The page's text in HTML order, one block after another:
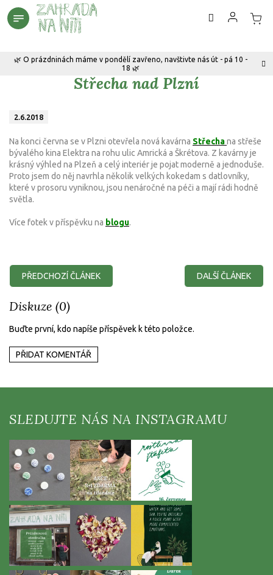
Přejít
na
🌿 O prázdninách máme v pondělí zavřeno, navštivte nás út - pá 10 -
18 🌿
Střecha nad Plzní
2.6.2018
Na konci června se v Plzni otevřela nová kavárna Střechana střeše
bývalého kina Elektra na rohu ulic Amrická a Škrétova. Z kavárny je
krásný výhled na Plzeň a celý interiér je pojat moderně a jednoduše.
Proto jsem do něj navrhla několik velkých kokedam s datlovníky,
které v prosoru vyniknou, jsou nenáročné na péči a mají rádi hodně
světla.
Více fotek v příspěvku na blogu.
PŘEDCHOZÍ ČLÁNEK DALŠÍ ČLÁNEK
Diskuze (0)
Buďte první, kdo napíše příspěvek k této položce.
PŘIDAT KOMENTÁŘ